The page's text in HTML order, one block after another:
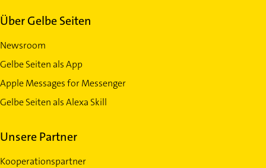
Über Gelbe Seiten
Newsroom
Gelbe Seiten als App
Apple Messages for Messenger
Gelbe Seiten als Alexa Skill
Unsere Partner
Kooperationspartner